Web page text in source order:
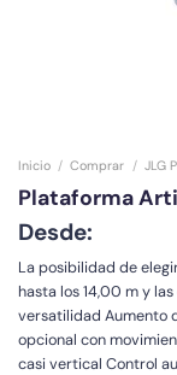
Inicio / Comprar / JLG
Plataforma
Desde:
La posibilidad de
hasta los 14,00 m y
versatilidad Aumento
opcional con
casi vertical Control